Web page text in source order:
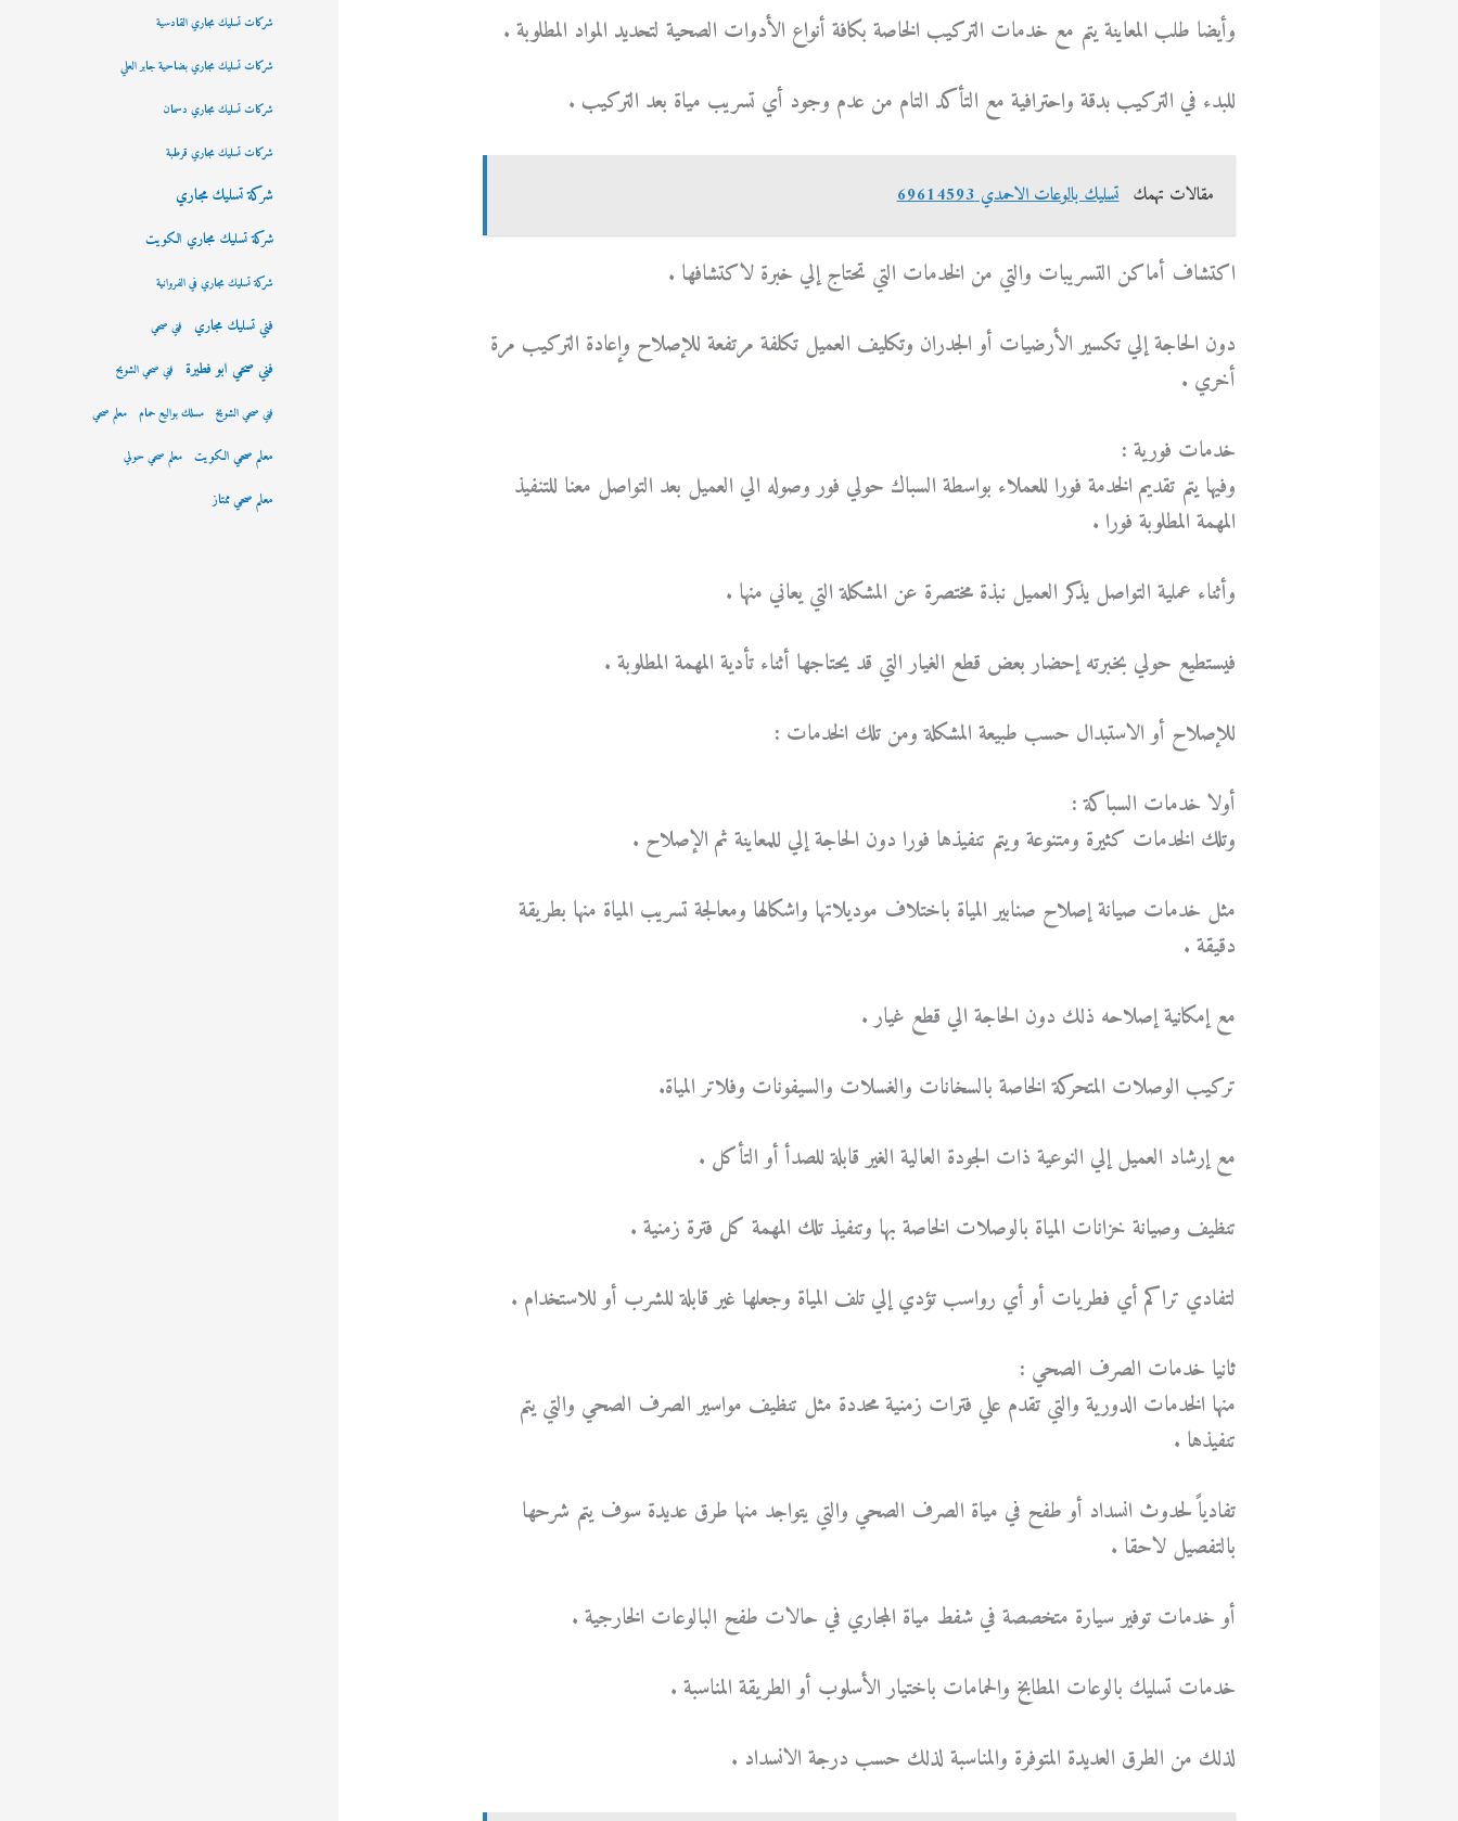
وأيضا طلب المعاينة يتم مع خدمات التركيب الخاصة بكافة أنواع الأدوات الصحية لتحديد المواد المطلوبة .
للبدء في التركيب بدقة واحترافية مع التأكد التام من عدم وجود أي تسريب مياة بعد التركيب .
مقالات تهمك تسليك بالوعات الاحمدي 69614593
اكتشاف أماكن التسريبات والتي من الخدمات التي تحتاج إلي خبرة لاكتشافها .
دون الحاجة إلي تكسير الأرضيات أو الجدران وتكليف العميل تكلفة مرتفعة للإصلاح وإعادة التركيب مرة
أخري .
خدمات فورية :
وفيها يتم تقديم الخدمة فورا للعملاء بواسطة السباك حولي فور وصوله الي العميل بعد التواصل معنا للتنفيذ
المهمة المطلوبة فورا .
وأثناء عملية التواصل يذكر العميل نبذة مختصرة عن المشكلة التي يعاني منها .
فيستطيع حولي بخبرته إحضار بعض قطع الغيار التي قد يحتاجها أثناء تأدية المهمة المطلوبة .
للإصلاح أو الاستبدال حسب طبيعة المشكلة ومن تلك الخدمات :
أولا خدمات السباكة :
وتلك الخدمات كثيرة ومتنوعة ويتم تنفيذها فورا دون الحاجة إلي للمعاينة ثم الإصلاح .
مثل خدمات صيانة إصلاح صنابير المياة باختلاف موديلاتها واشكالها ومعالجة تسريب المياة منها بطريقة
دقيقة .
مع إمكانية إصلاحه ذلك دون الحاجة الي قطع غيار .
تركيب الوصلات المتحركة الخاصة بالسخانات والغسلات والسيفونات وفلاتر المياة.
مع إرشاد العميل إلي النوعية ذات الجودة العالية الغير قابلة للصدأ أو التأكل .
تنظيف وصيانة خزانات المياة بالوصلات الخاصة بها وتنفيذ تلك المهمة كل فترة زمنية .
لتفادي تراكم أي فطريات أو أي رواسب تؤدي إلي تلف المياة وجعلها غير قابلة للشرب أو للاستخدام .
ثانيا خدمات الصرف الصحي :
منها الخدمات الدورية والتي تقدم علي فترات زمنية محددة مثل تنظيف مواسير الصرف الصحي والتي يتم
تنفيذها .
تفادياً لحدوث انسداد أو طفح في مياة الصرف الصحي والتي يتواجد منها طرق عديدة سوف يتم شرحها
بالتفصيل لاحقا .
أو خدمات توفير سيارة متخصصة في شفط مياة المجاري في حالات طفح البالوعات الخارجية .
خدمات تسليك بالوعات المطابخ والحمامات باختيار الأسلوب أو الطريقة المناسبة .
لذلك من الطرق العديدة المتوفرة والمناسبة لذلك حسب درجة الانسداد .
شركات تسليك مجاري القادسية
شركات تسليك مجاري بضاحية جابر العلي
شركات تسليك مجاري دسمان
شركات تسليك مجاري قرطبة
شركة تسليك مجاري
شركة تسليك مجاري الكويت
شركة تسليك مجاري في الفروانية
فني تسليك مجاري فني صحي
فني صحي ابو فطيرة فني صحي الشويح
فني صحي الشويخ مسلك بواليع حمام معلم صحي
معلم صحي الكويت معلم صحي حولي
معلم صحي ممتاز